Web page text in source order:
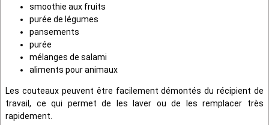
smoothie aux fruits
purée de légumes
pansements
purée
mélanges de salami
aliments pour animaux
Les couteaux peuvent être facilement démontés du récipient de
travail, ce qui permet de les laver ou de les remplacer très
rapidement.